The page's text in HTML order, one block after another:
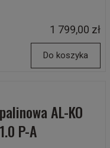
1 799,00 zł
Do koszyka
AL-KO
P-A